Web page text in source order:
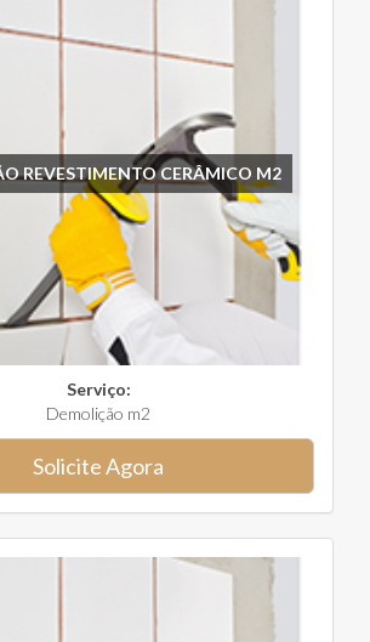
REVESTIMENTO CERÂMICO M2
Serviço:
Demolição m2
Solicite Agora